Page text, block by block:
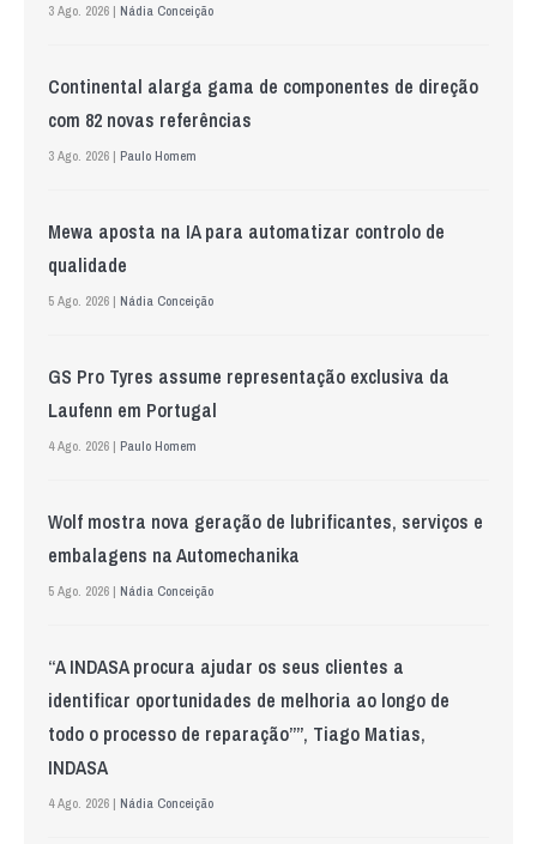
3 Ago. 2026 | Nádia Conceição
Continental alarga gama de componentes de direção
com 82 novas referências
3 Ago. 2026 | Paulo Homem
Mewa aposta na IA para automatizar controlo de
qualidade
5 Ago. 2026 | Nádia Conceição
GS Pro Tyres assume representação exclusiva da
Laufenn em Portugal
4 Ago. 2026 | Paulo Homem
Wolf mostra nova geração de lubrificantes, serviços e
embalagens na Automechanika
5 Ago. 2026 | Nádia Conceição
“A INDASA procura ajudar os seus clientes a
identificar oportunidades de melhoria ao longo de
todo o processo de reparação””, Tiago Matias,
INDASA
4 Ago. 2026 | Nádia Conceição